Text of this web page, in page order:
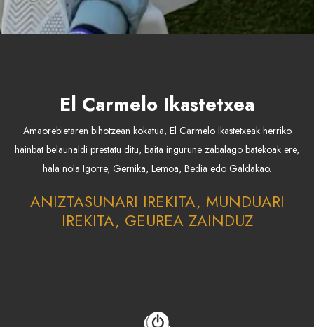
El Carmelo Ikastetxea
Amaorebietaren bihotzean kokatua, El Carmelo Ikastetxeak herriko
hainbat belaunaldi prestatu ditu, baita ingurune zabalago batekoak ere,
hala nola Igorre, Gernika, Lemoa, Bedia edo Galdakao.
ANIZTASUNARI IREKITA, MUNDUARI
IREKITA, GEUREA ZAINDUZ